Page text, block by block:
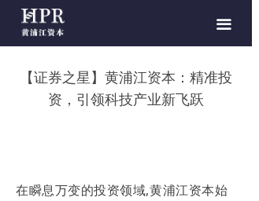
끀
【证券之星】黄浦江资本：精准投
资，引领科技产业新飞跃
在瞬息万变的投资领域,黄浦江资本始